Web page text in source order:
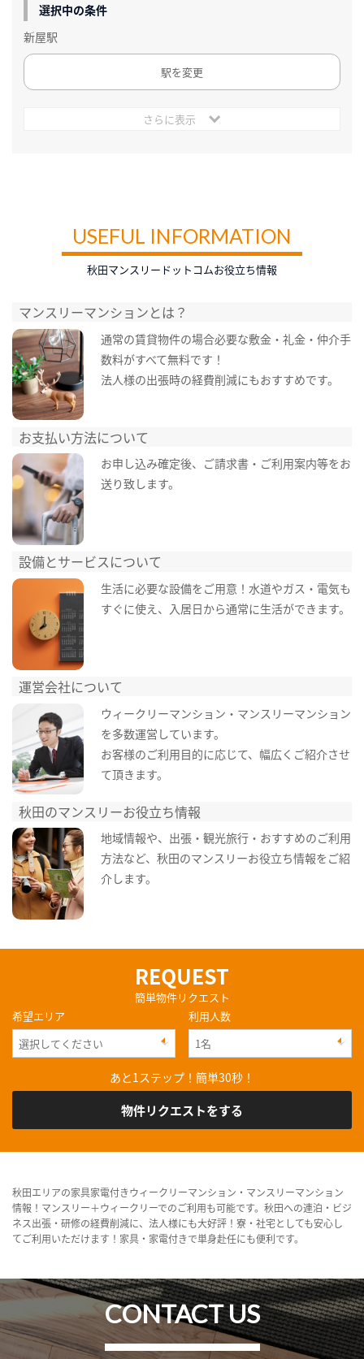
選択中の条件
新屋駅
駅を変更
さらに表示
USEFUL INFORMATION
秋田マンスリードットコムお役立ち情報
マンスリーマンションとは？
通常の賃貸物件の場合必要な敷金・礼金・仲介手
数料がすべて無料です！
法人様の出張時の経費削減にもおすすめです。
お支払い方法について
お申し込み確定後、ご請求書・ご利用案内等をお
送り致します。
設備とサービスについて
生活に必要な設備をご用意！水道やガス・電気も
すぐに使え、入居日から通常に生活ができます。
運営会社について
ウィークリーマンション・マンスリーマンション
を多数運営しています。
お客様のご利用目的に応じて、幅広くご紹介させ
て頂きます。
秋田のマンスリーお役立ち情報
地域情報や、出張・観光旅行・おすすめのご利用
方法など、秋田のマンスリーお役立ち情報をご紹
介します。
REQUEST
簡単物件リクエスト
希望エリア
利用人数
あと1ステップ！簡単30秒！
物件リクエストをする
秋田エリアの家具家電付きウィークリーマンション・マンスリーマンション
情報！マンスリー＋ウィークリーでのご利用も可能です。秋田への連泊・ビジ
ネス出張・研修の経費削減に、法人様にも大好評！寮・社宅としても安心し
てご利用いただけます！家具・家電付きで単身赴任にも便利です。
CONTACT US